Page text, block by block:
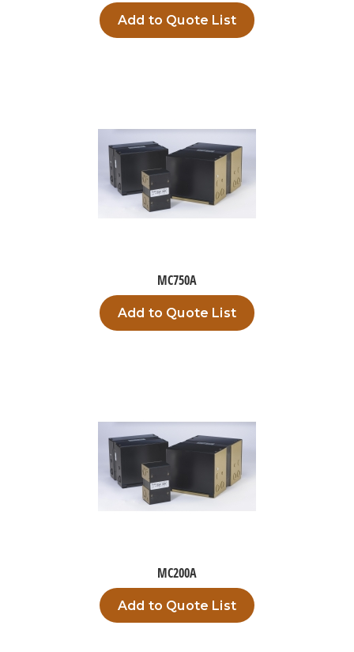
Add to Quote List
MC750A
Add to Quote List
MC200A
Add to Quote List